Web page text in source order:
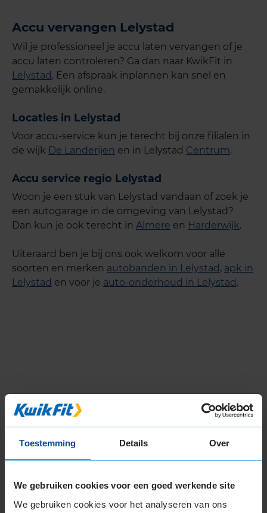
Toestemming Details Over
We gebruiken cookies voor een goed werkende site
We gebruiken cookies voor het analyseren van ons
Accu vervangen Lelystad
Wil je professioneel je accu laten vervangen of je
accu laten controleren? Ga dan naar KwikFit in
Lelystad . Een afspraak inplannen kan snel en
gemakkelijk online.
Locaties in Lelystad
Voor accu-service kun je terecht bij onze filialen in
de wijk De Landerijen en in Lelystad Centrum.
Accu service regio Lelystad
Woon je een stuk van Lelystad vandaan of zoek je
een autogarage in de omgeving van Lelystad?
Dan kun je ook terecht in Almere en Harderwijk.
Uiteraard ben je bij ons ook welkom voor alle
soorten en merken autobanden in Lelystad , apk in
Lelystad en voor je auto-onderhoud in Lelystad .